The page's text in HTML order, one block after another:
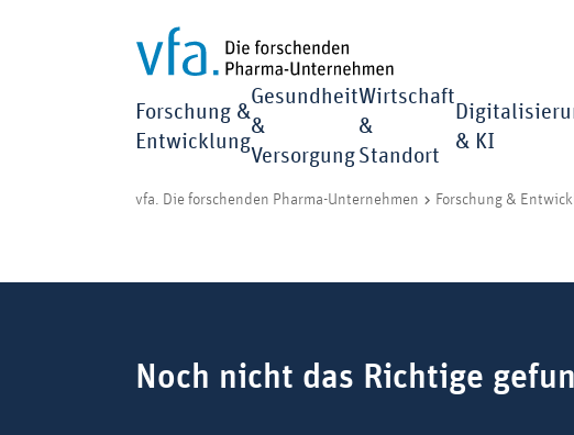
Forschung &
Entwicklung
Gesundheit
&
Versorgung
Wirtschaft
&
Standort
& KI
vfa. Die forschenden Pharma-Unternehmen Forschung &
Noch nicht das Richtige